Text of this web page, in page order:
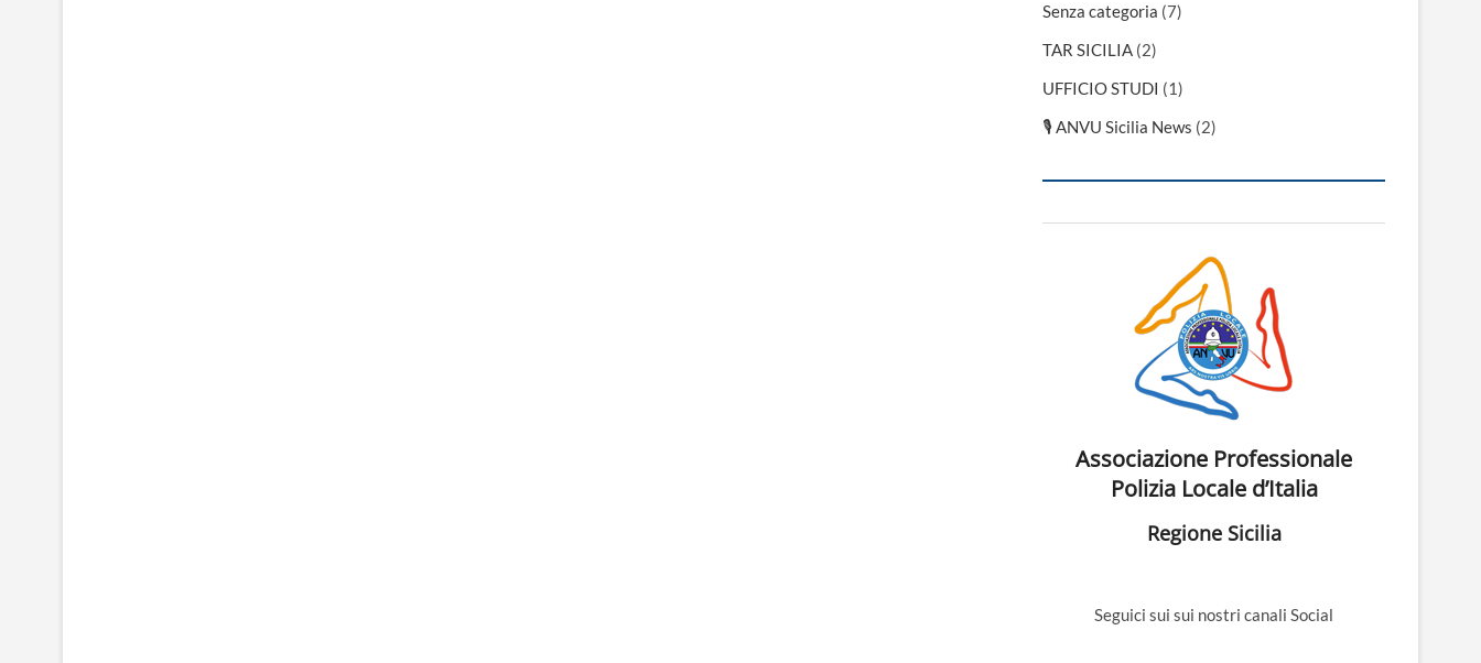
Senza categoria (7)
TAR SICILIA (2)
UFFICIO STUDI (1)
🎙 ANVU Sicilia News (2)
Associazione Professionale
Polizia Locale d’Italia
Regione Sicilia
Seguici sui sui nostri canali Social